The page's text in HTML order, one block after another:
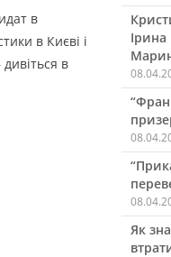
в
в Києві і
в
Як